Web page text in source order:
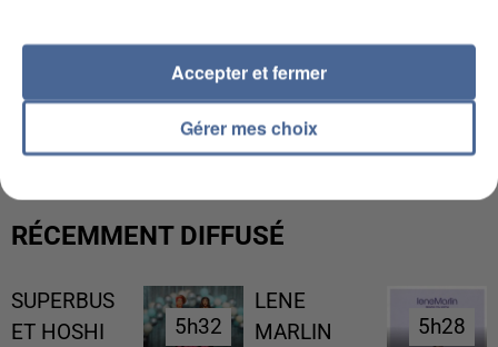
UNE TOURISTE DE L’OISE EMPORTÉE PAR UNE
COULÉE DE BOUE EN HAUTE-SAVOIE
RÉCEMMENT DIFFUSÉ
SUPERBUS
ET HOSHI
5h32
5h32
LENE
MARLIN
5h28
5h28
Gérer mes choix
Accepter et fermer